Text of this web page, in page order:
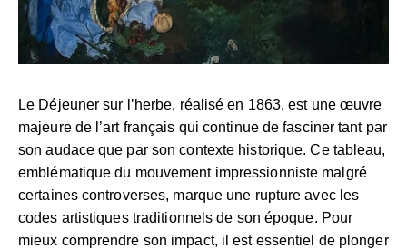
Le Déjeuner sur l’herbe, réalisé en 1863, est une œuvre
majeure de l’art français qui continue de fasciner tant par
son audace que par son contexte historique. Ce tableau,
emblématique du mouvement impressionniste malgré
certaines controverses, marque une rupture avec les
codes artistiques traditionnels de son époque. Pour
mieux comprendre son impact, il est essentiel de plonger